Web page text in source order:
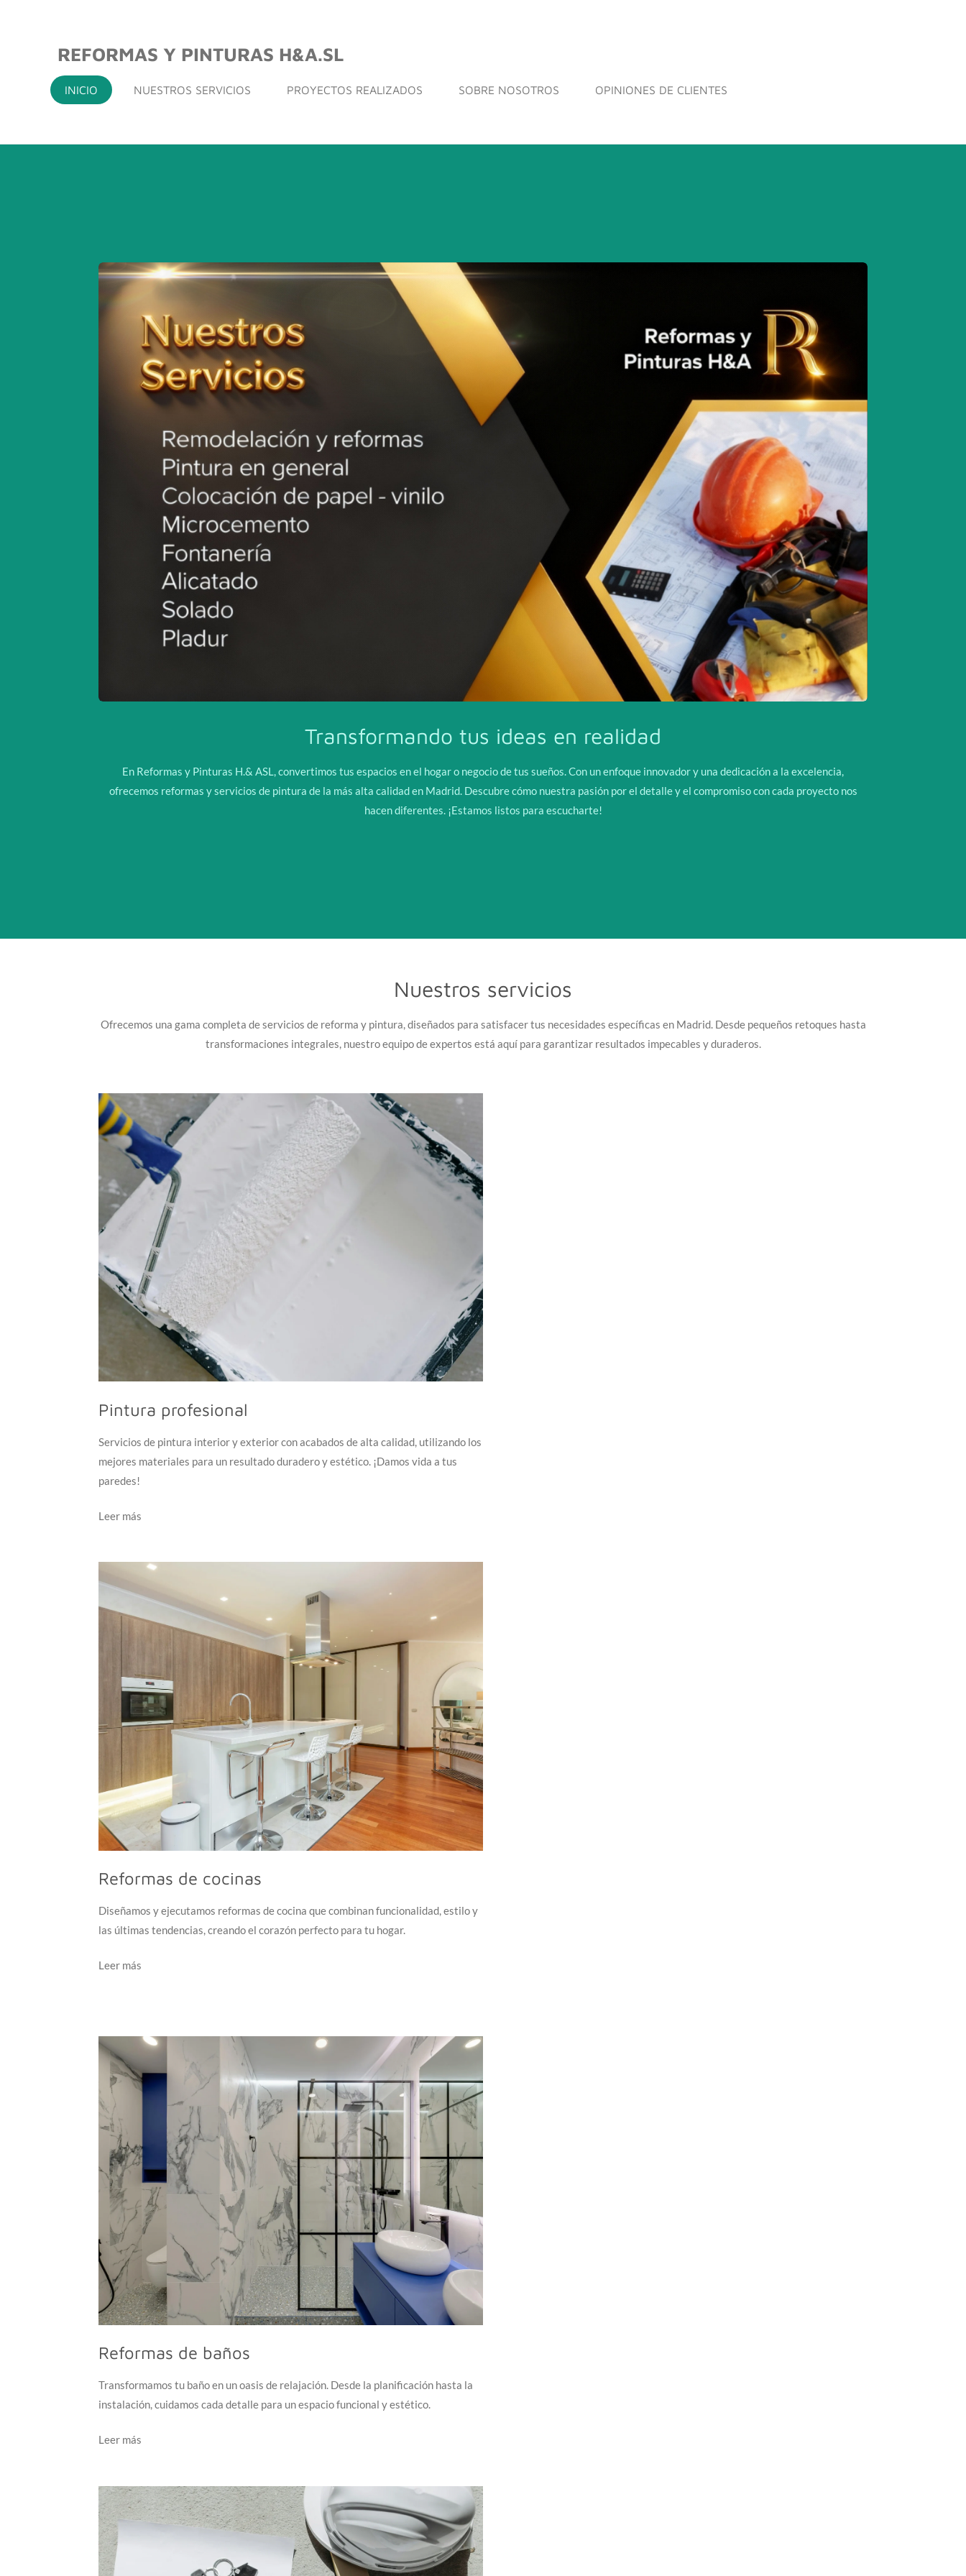
REFORMAS Y PINTURAS H&A.SL
INICIO NUESTROS SERVICIOS PROYECTOS REALIZADOS SOBRE NOSOTROS OPINIONES DE CLIENTES
Transformando tus ideas en realidad
En Reformas y Pinturas H.& ASL, convertimos tus espacios en el hogar o negocio de tus sueños. Con un enfoque innovador y una dedicación a la excelencia,
ofrecemos reformas y servicios de pintura de la más alta calidad en Madrid. Descubre cómo nuestra pasión por el detalle y el compromiso con cada proyecto nos
hacen diferentes. ¡Estamos listos para escucharte!
Nuestros servicios
Ofrecemos una gama completa de servicios de reforma y pintura, diseñados para satisfacer tus necesidades específicas en Madrid. Desde pequeños retoques hasta
transformaciones integrales, nuestro equipo de expertos está aquí para garantizar resultados impecables y duraderos.
Pintura profesional
Servicios de pintura interior y exterior con acabados de alta calidad, utilizando los
mejores materiales para un resultado duradero y estético. ¡Damos vida a tus
paredes!
Leer más
Reformas de cocinas
Diseñamos y ejecutamos reformas de cocina que combinan funcionalidad, estilo y
las últimas tendencias, creando el corazón perfecto para tu hogar.
Leer más
Reformas de baños
Transformamos tu baño en un oasis de relajación. Desde la planificación hasta la
instalación, cuidamos cada detalle para un espacio funcional y estético.
Leer más